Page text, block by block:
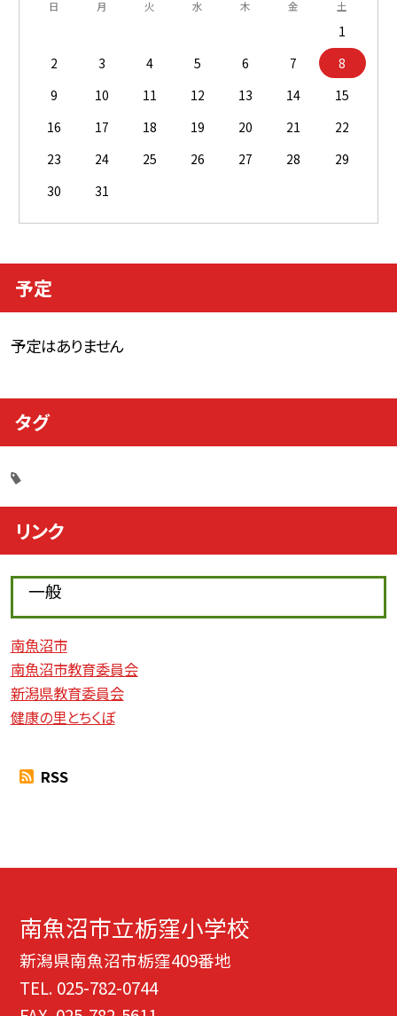
日 月 火 水 木 金 土
1
2
3 4 5 6 7
8
9
10 11 12 13 14
15
16
17 18 19 20 21
22
23
24 25 26 27 28
29
30
31
予定
予定はありません
タグ
リンク
一般
南魚沼市
南魚沼市教育委員会
新潟県教育委員会
健康の里とちくぼ
RSS
南魚沼市立栃窪小学校
新潟県南魚沼市栃窪409番地
TEL. 025-782-0744